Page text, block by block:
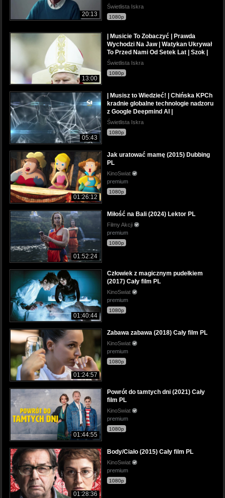
20:13
Świetlista Iskra
1080p
13:00
| Musicie To Zobaczyć | Prawda
Wychodzi Na Jaw | Watykan Ukrywał
To Przed Nami Od Setek Lat | Szok |
Świetlista Iskra
1080p
05:43
| Musisz to Wiedzieć! | Chińska KPCh
kradnie globalne technologie nadzoru
z Google Deepmind AI |
Świetlista Iskra
1080p
01:26:12
Jak uratować mamę (2015) Dubbing
PL
KinoSwiat
premium
1080p
01:52:24
Miłość na Bali (2024) Lektor PL
Filmy Akcji
premium
1080p
01:40:44
Człowiek z magicznym pudełkiem
(2017) Cały film PL
KinoSwiat
premium
1080p
01:24:57
Zabawa zabawa (2018) Cały film PL
KinoSwiat
premium
1080p
01:44:55
Powrót do tamtych dni (2021) Cały
film PL
KinoSwiat
premium
1080p
01:28:36
Body/Ciało (2015) Cały film PL
KinoSwiat
premium
1080p